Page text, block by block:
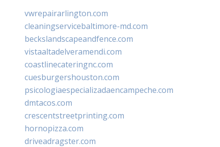
vwrepairarlington.com
cleaningservicebaltimore-md.com
beckslandscapeandfence.com
vistaaltadelveramendi.com
coastlinecateringnc.com
cuesburgershouston.com
psicologiaespecializadaencampeche.com
dmtacos.com
crescentstreetprinting.com
hornopizza.com
driveadragster.com